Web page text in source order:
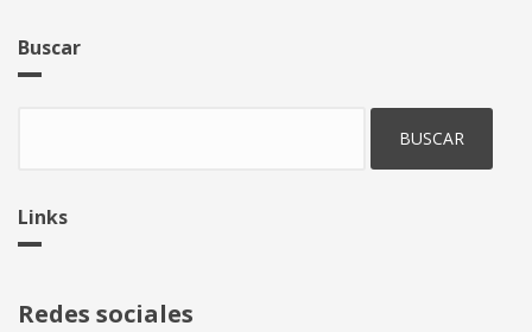
Buscar
Links
Redes sociales